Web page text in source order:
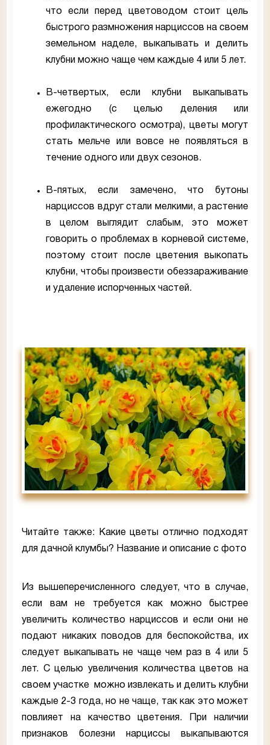
что если перед цветоводом стоит цель
быстрого размножения нарциссов на своем
земельном наделе, выкапывать и делить
клубни можно чаще чем каждые 4 или 5 лет.
В-четвертых, если клубни выкапывать
ежегодно (с целью деления или
профилактического осмотра), цветы могут
стать мельче или вовсе не появляться в
течение одного или двух сезонов.
В-пятых, если замечено, что бутоны
нарциссов вдруг стали мелкими, а растение
в целом выглядит слабым, это может
говорить о проблемах в корневой системе,
поэтому стоит после цветения выкопать
клубни, чтобы произвести обеззараживание
и удаление испорченных частей.
Читайте также: Какие цветы отлично подходят
для дачной клумбы? Название и описание с фото
Из вышеперечисленного следует, что в случае,
если вам не требуется как можно быстрее
увеличить количество нарциссов и если они не
подают никаких поводов для беспокойства, их
следует выкапывать не чаще чем раз в 4 или 5
лет. С целью увеличения количества цветов на
своем участке можно извлекать и делить клубни
каждые 2-3 года, но не чаще, так как это может
повлияет на качество цветения. При наличии
признаков болезни нарциссы выкапываются